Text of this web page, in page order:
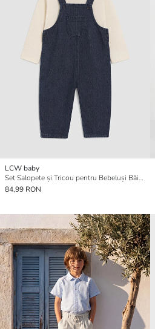
LCW baby
Set Salopete și Tricou pentru Bebeluși Băieți
84,99 RON